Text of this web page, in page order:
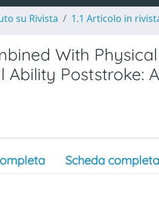
su Rivista 1.1 Articolo in
With
Ability Poststroke:
Scheda